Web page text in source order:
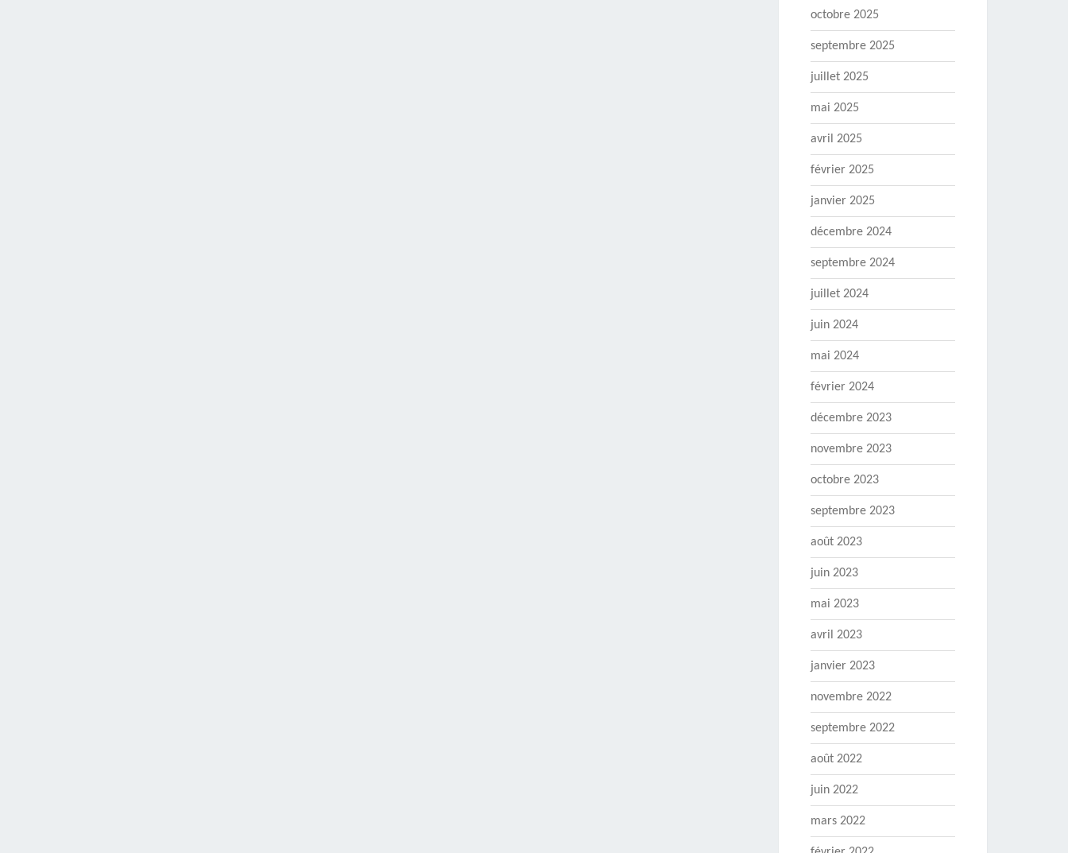
octobre 2025
septembre 2025
juillet 2025
mai 2025
avril 2025
février 2025
janvier 2025
décembre 2024
septembre 2024
juillet 2024
juin 2024
mai 2024
février 2024
décembre 2023
novembre 2023
octobre 2023
septembre 2023
août 2023
juin 2023
mai 2023
avril 2023
janvier 2023
novembre 2022
septembre 2022
août 2022
juin 2022
mars 2022